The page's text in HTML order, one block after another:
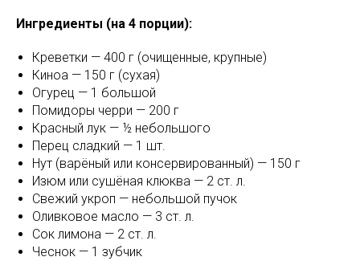
Ингредиенты (на 4 порции):
Креветки — 400 г (очищенные, крупные)
Киноа — 150 г (сухая)
Огурец — 1 большой
Помидоры черри — 200 г
Красный лук — ½ небольшого
Перец сладкий — 1 шт.
Нут (варёный или консервированный) — 150 г
Изюм или сушёная клюква — 2 ст. л.
Свежий укроп — небольшой пучок
Оливковое масло — 3 ст. л.
Сок лимона — 2 ст. л.
Чеснок — 1 зубчик